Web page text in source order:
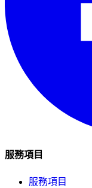
服務項目
服務項目